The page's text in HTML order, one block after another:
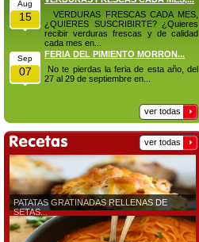
Aug
15
VERDURAS FRESCAS CADA MES,
¿QUIERES SUSCRIBIRTE? ¿Quieres
recibir verduras frescas y de calidad
cada mes en...
Sep
07
FERIA DEL PIMIENTO MORRON...
No te pierdas la feria de esta año, del
27 al 29 de septiembre en...
ver todas
ver todas
PATATAS GRATINADAS RELLENAS DE
SETAS...